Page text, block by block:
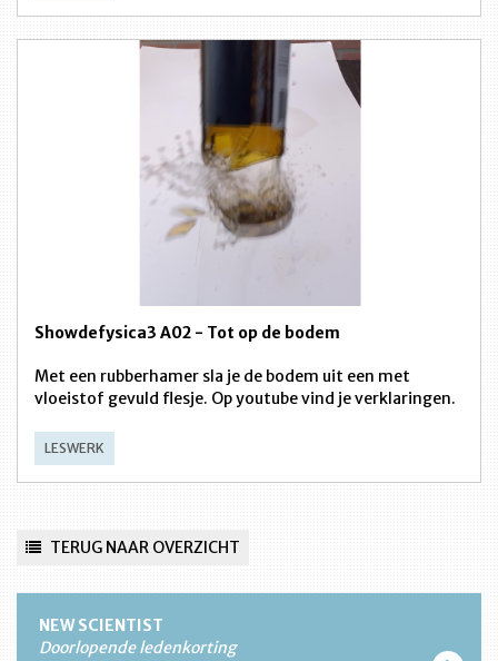
Showdefysica3 A02 - Tot op de bodem
Met een rubberhamer sla je de bodem uit een met
vloeistof gevuld flesje. Op youtube vind je verklaringen.
LESWERK
TERUG NAAR OVERZICHT
NEW SCIENTIST
Doorlopende ledenkorting